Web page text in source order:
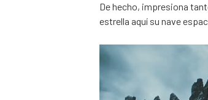
De hecho, impresiona
estrella aquí su nave